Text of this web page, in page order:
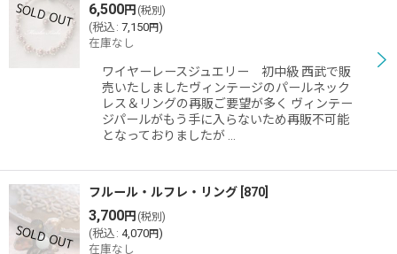
6,500円 (税別)
(税込 : 7,150円)
在庫なし
ワイヤーレースジュエリー 初中級 西武で販
売いたしましたヴィンテージのパールネック
レス＆リングの再販ご要望が多く ヴィンテー
ジパールがもう手に入らないため再販不可能
となっておりましたが …
フルール・ルフレ・リング 870
3,700円 (税別)
(税込 : 4,070円)
在庫なし